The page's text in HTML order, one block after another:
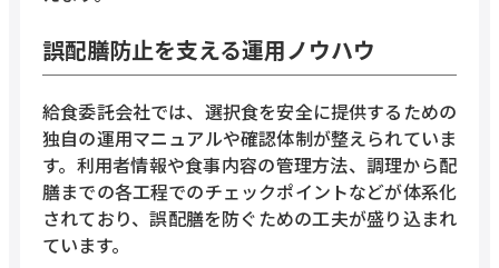
誤配膳防止を支える運用ノウハウ
給食委託会社では、選択食を安全に提供するための
独自の運用マニュアルや確認体制が整えられていま
す。利用者情報や食事内容の管理方法、調理から配
膳までの各工程でのチェックポイントなどが体系化
されており、誤配膳を防ぐための工夫が盛り込まれ
ています。